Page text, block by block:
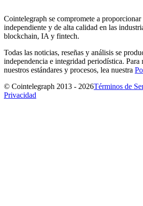
Cointelegraph se compromete a
independiente y de alta calidad en las
blockchain, IA y fintech.
Todas las noticias, reseñas y análisis se
independencia e integridad periodística. Para
nuestros estándares y procesos, lea nuestra
© Cointelegraph 2013 - 2026Términos de
Privacidad